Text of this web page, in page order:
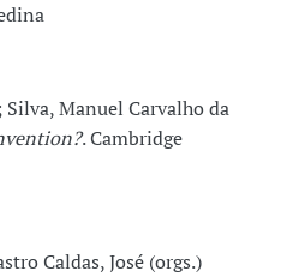
Manuel Carvalho da
. Cambridge
Caldas, José (orgs.)